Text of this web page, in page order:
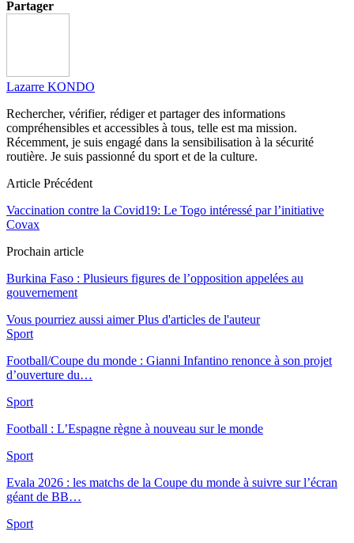
Partager
Lazarre KONDO
Rechercher, vérifier, rédiger et partager des informations
compréhensibles et accessibles à tous, telle est ma mission.
Récemment, je suis engagé dans la sensibilisation à la sécurité
routière. Je suis passionné du sport et de la culture.
Article Précédent
Vaccination contre la Covid19: Le Togo intéressé par l’initiative
Covax
Prochain article
Burkina Faso : Plusieurs figures de l’opposition appelées au
gouvernement
Vous pourriez aussi aimer Plus d'articles de l'auteur
Sport
Football/Coupe du monde : Gianni Infantino renonce à son projet
d’ouverture du…
Sport
Football : L’Espagne règne à nouveau sur le monde
Sport
Evala 2026 : les matchs de la Coupe du monde à suivre sur l’écran
géant de BB…
Sport